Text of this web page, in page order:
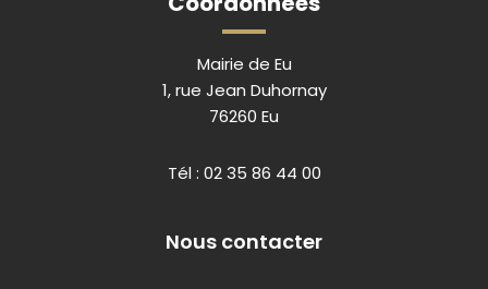
Mairie de Eu
1, rue Jean Duhornay
76260 Eu
Tél : 02 35 86 44 00
Nous contacter